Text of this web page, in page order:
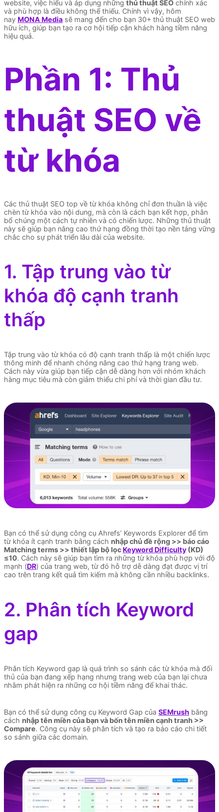
website, việc hiểu và áp dụng những thủ thuật SEO chính xác
và phù hợp là điều không thể thiếu. Chính vì vậy, hôm
nay MONA Media sẽ mang đến cho bạn 30+ thủ thuật SEO web
hữu ích, giúp bạn tạo ra cơ hội tiếp cận khách hàng tiềm năng
hiệu quả.
Phần 1: Thủ
thuật SEO về
từ khóa
Các thủ thuật SEO top về từ khóa không chỉ đơn thuần là việc
chèn từ khóa vào nội dung, mà còn là cách bạn kết hợp, phân
bổ chúng một cách tự nhiên và có chiến lược. Những thủ thuật
này sẽ giúp bạn nâng cao thứ hạng đồng thời tạo nền tảng vững
chắc cho sự phát triển lâu dài của website.
1. Tập trung vào từ
khóa độ cạnh tranh
thấp
Tập trung vào từ khóa có độ cạnh tranh thấp là một chiến lược
thông minh để nhanh chóng nâng cao thứ hạng trang web.
Cách này vừa giúp bạn tiếp cận dễ dàng hơn với nhóm khách
hàng mục tiêu mà còn giảm thiểu chi phí và thời gian đầu tư.
Bạn có thể sử dụng công cụ Ahrefs’ Keywords Explorer để tìm
từ khóa ít cạnh tranh bằng cách nhập chủ đề rộng >> báo cáo
Matching terms >> thiết lập bộ lọc Keyword Difficulty (KD)
≤10. Cách này sẽ giúp bạn tìm ra những từ khóa phù hợp với độ
mạnh (DR) của trang web, từ đó hỗ trợ dễ dàng đạt được vị trí
cao trên trang kết quả tìm kiếm mà không cần nhiều backlinks.
2. Phân tích Keyword
gap
Phân tích Keyword gap là quá trình so sánh các từ khóa mà đối
thủ của bạn đang xếp hạng nhưng trang web của bạn lại chưa
nhằm phát hiện ra những cơ hội tiềm năng để khai thác.
Bạn có thể sử dụng công cụ Keyword Gap của SEMrush bằng
cách nhập tên miền của bạn và bốn tên miền cạnh tranh >>
Compare. Công cụ này sẽ phân tích và tạo ra báo cáo chi tiết
so sánh giữa các domain.